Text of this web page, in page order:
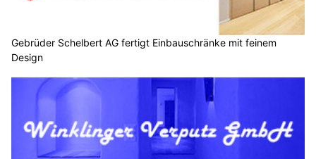
Gebrüder Schelbert AG fertigt Einbauschränke mit feinem
Design